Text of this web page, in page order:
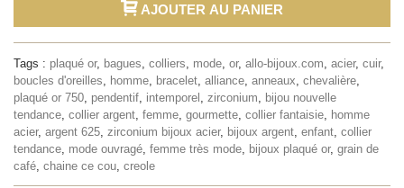
AJOUTER AU PANIER
Tags : plaqué or, bagues, colliers, mode, or, allo-bijoux.com, acier, cuir,
boucles d'oreilles, homme, bracelet, alliance, anneaux, chevalière,
plaqué or 750, pendentif, intemporel , zirconium, bijou nouvelle
tendance, collier argent, femme, gourmette, collier fantaisie, homme
acier, argent 625, zirconium bijoux acier, bijoux argent, enfant, collier
tendance, mode ouvragé, femme très mode, bijoux plaqué or, grain de
café, chaine ce cou, creole